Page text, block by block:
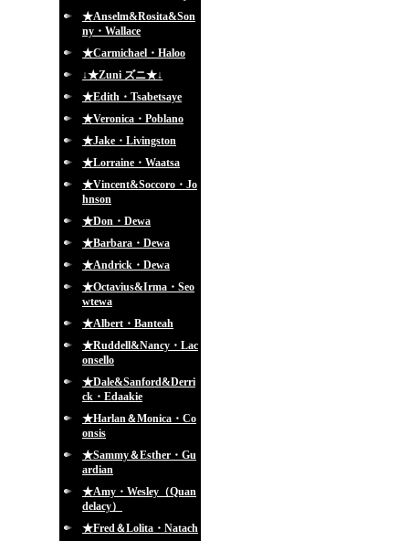
★Anselm&Rosita&Son
ny・Wallace
★Carmichael・Haloo
↓★Zuni ズニ★↓
★Edith・Tsabetsaye
★Veronica・Poblano
★Jake・Livingston
★Lorraine・Waatsa
★Vincent&Soccoro・Jo
hnson
★Don・Dewa
★Barbara・Dewa
★Andrick・Dewa
★Octavius&Irma・Seo
wtewa
★Albert・Banteah
★Ruddell&Nancy・Lac
onsello
★Dale&Sanford&Derri
ck・Edaakie
★Harlan＆Monica・Co
onsis
★Sammy＆Esther・Gu
ardian
★Amy・Wesley（Quan
delacy）
★Fred＆Lolita・Natach